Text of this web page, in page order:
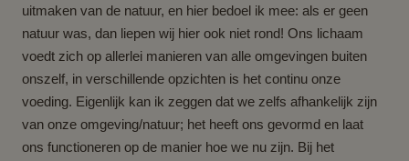
uitmaken van de natuur, en hier bedoel ik mee: als er geen
natuur was, dan liepen wij hier ook niet rond! Ons lichaam
voedt zich op allerlei manieren van alle omgevingen buiten
onszelf, in verschillende opzichten is het continu onze
voeding. Eigenlijk kan ik zeggen dat we zelfs afhankelijk zijn
van onze omgeving/natuur; het heeft ons gevormd en laat
ons functioneren op de manier hoe we nu zijn. Bij het